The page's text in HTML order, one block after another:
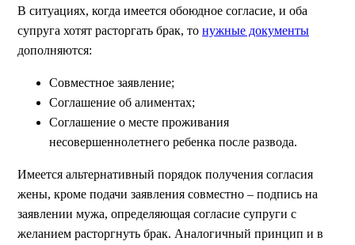
В ситуациях, когда имеется обоюдное согласие, и оба
супруга хотят расторгать брак, то нужные документы
дополняются:
Совместное заявление;
Соглашение об алиментах;
Соглашение о месте проживания
несовершеннолетнего ребенка после развода.
Имеется альтернативный порядок получения согласия
жены, кроме подачи заявления совместно – подпись на
заявлении мужа, определяющая согласие супруги с
желанием расторгнуть брак. Аналогичный принцип и в